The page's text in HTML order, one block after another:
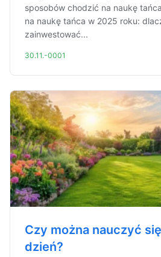
sposobów chodzić na naukę
na naukę tańca w 2025 roku:
zainwestować...
30.11.-0001
Czy można nauczyć
dzień?